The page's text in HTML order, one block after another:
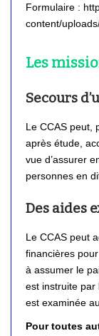
Formulaire :
content/
Les
Secours
Le CCAS peut,
après étude,
vue d’assurer
personnes en
Des aides
Le CCAS peut
financières
à assumer le
est instruite par
est examinée
Pour toutes